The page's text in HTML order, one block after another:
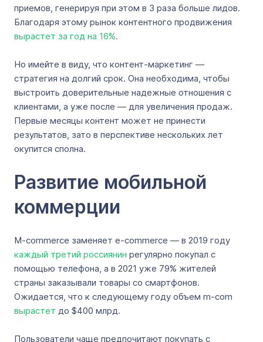
приемов, генерируя при этом в 3 раза больше лидов.
Благодаря этому рынок контентного продвижения
вырастет за год на 16%.
Но имейте в виду, что контент-маркетинг —
стратегия на долгий срок. Она необходима, чтобы
выстроить доверительные надежные отношения с
клиентами, а уже после — для увеличения продаж.
Первые месяцы контент может не принести
результатов, зато в перспективе нескольких лет
окупится сполна.
Развитие мобильной
коммерции
M-commerce заменяет e-commerce — в 2019 году
каждый третий россиянин регулярно покупал с
помощью телефона, а в 2021 уже 79% жителей
страны заказывали товары со смартфонов.
Ожидается, что к следующему году объем m-com
вырастет до $400 млрд.
Пользователи чаще предпочитают покупать с